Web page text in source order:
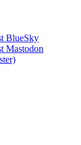
BlueSky
Mastodon